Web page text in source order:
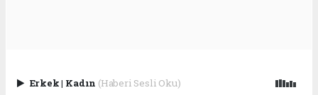
Erkek| Kadın (Haberi Sesli Oku)